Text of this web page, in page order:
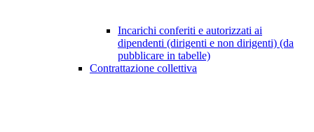
Incarichi conferiti e autorizzati ai
dipendenti (dirigenti e non dirigenti) (da
pubblicare in tabelle)
Contrattazione collettiva